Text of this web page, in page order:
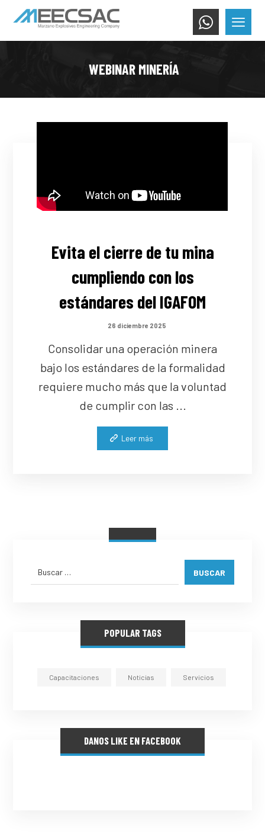
WEBINAR MINERÍA
Evita el cierre de tu mina
cumpliendo con los
estándares del IGAFOM
26 diciembre 2025
Consolidar una operación minera
bajo los estándares de la formalidad
requiere mucho más que la voluntad
de cumplir con las ...
Leer más
BUSCAR
POPULAR TAGS
Capacitaciones Noticias Servicios
DANOS LIKE EN FACEBOOK